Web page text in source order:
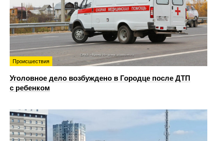
Происшествия
Уголовное дело возбуждено в Городце после ДТП
с ребенком